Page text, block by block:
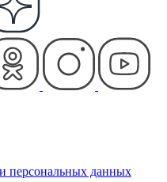
персональных данных